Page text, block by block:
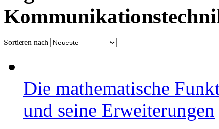
Sortieren nach
Die mathematische
und seine Erweiterungen